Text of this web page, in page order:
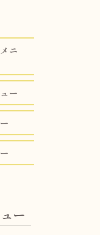
ニ
ー
ー